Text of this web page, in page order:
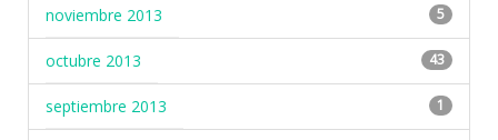
noviembre 2013 5
octubre 2013 43
septiembre 2013 1